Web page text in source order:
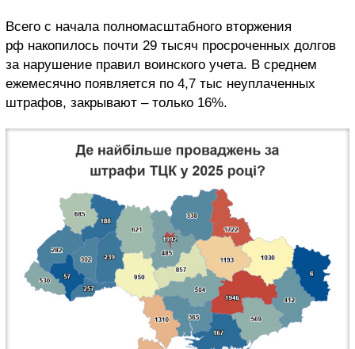
Всего с начала полномасштабного вторжения
рф накопилось почти 29 тысяч просроченных долгов
за нарушение правил воинского учета. В среднем
ежемесячно появляется по 4,7 тыс неуплаченных
штрафов, закрывают – только 16%.